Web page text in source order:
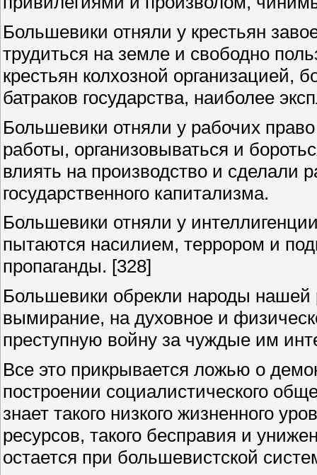
Большевики отняли у крестьян
трудиться на земле и свободно
крестьян колхозной организацией,
батраков государства, наиболее
Большевики отняли у рабочих
работы, организовываться и
влиять на производство и сделали
государственного капитализма.
Большевики отняли у
пытаются насилием, террором и
пропаганды. [328]
Большевики обрекли народы нашей
вымирание, на духовное и
преступную войну за чуждые им
Все это прикрывается ложью о
построении социалистического
знает такого низкого жизненного
ресурсов, такого бесправия и
остается при большевистской